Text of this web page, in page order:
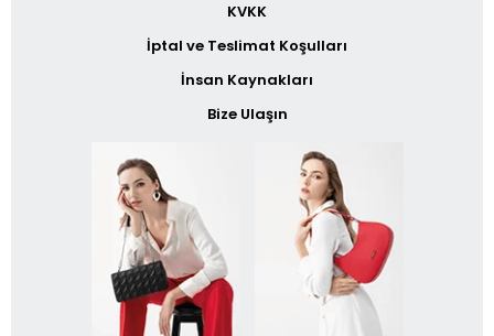
KVKK
İptal ve Teslimat Koşulları
İnsan Kaynakları
Bize Ulaşın